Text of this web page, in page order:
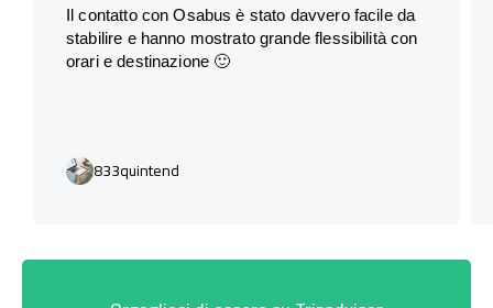
Il contatto con Osabus è stato davvero facile da
stabilire e hanno mostrato grande flessibilità con
orari e destinazione 🙂
833quintend